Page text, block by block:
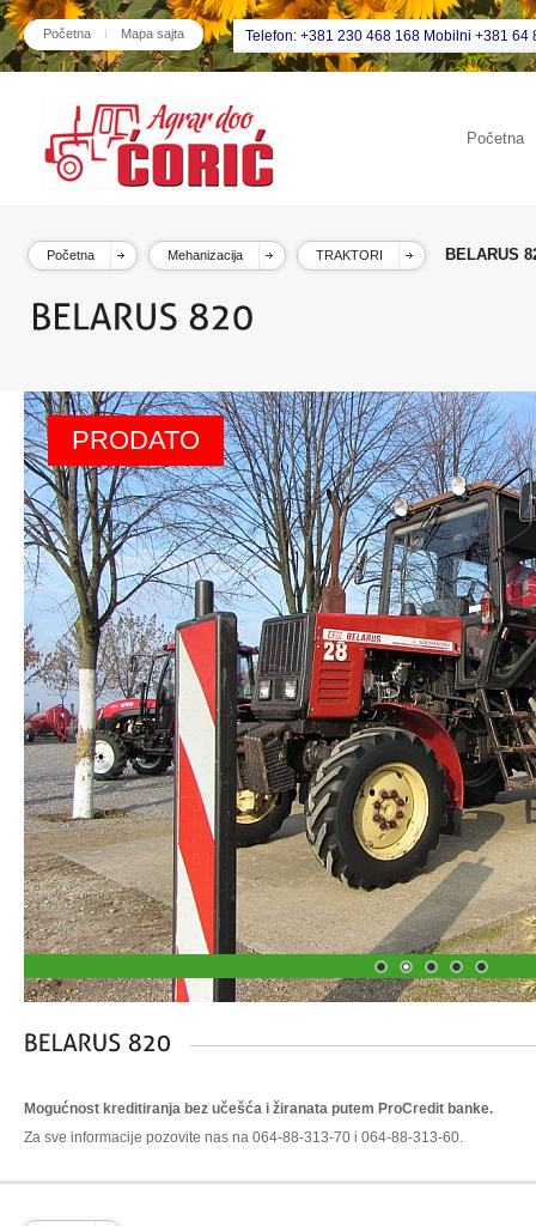
Početna Mapa sajta Telefon: +381 230 468 168 Mobilni +381 64
Početna
Početna Mehanizacija TRAKTORI BELARUS
PRODATO
Mogućnost kreditiranja bez učešća i žiranata putem ProCredit banke.
Za sve informacije pozovite nas na 064-88-313-70 i 064-88-313-60.